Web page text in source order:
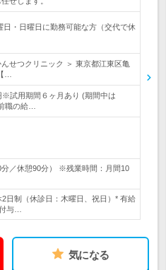
・日曜日に勤務可能な方（交代で休
せつクリニック ＞ 東京都江東区亀
…
※試用期間６ヶ月あり (期間中は
職の給…
／休憩90分） ※残業時間：月間10
日制（休診日：木曜日、祝日）* 有給
与…
気になる